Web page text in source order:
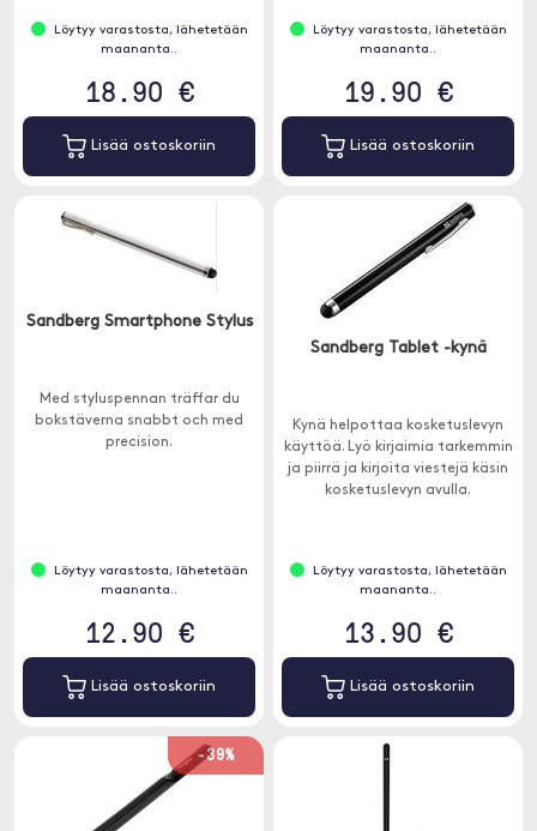
Löytyy varastosta, lähetetään
maananta..
18.90 €
Lisää ostoskoriin
Löytyy varastosta, lähetetään
maananta..
19.90 €
Lisää ostoskoriin
Sandberg Smartphone Stylus
Med styluspennan träffar du
bokstäverna snabbt och med
precision.
Löytyy varastosta, lähetetään
maananta..
12.90 €
Lisää ostoskoriin
Sandberg Tablet -kynä
Kynä helpottaa kosketuslevyn
käyttöä. Lyö kirjaimia tarkemmin
ja piirrä ja kirjoita viestejä käsin
kosketuslevyn avulla.
Löytyy varastosta, lähetetään
maananta..
13.90 €
Lisää ostoskoriin
-39%